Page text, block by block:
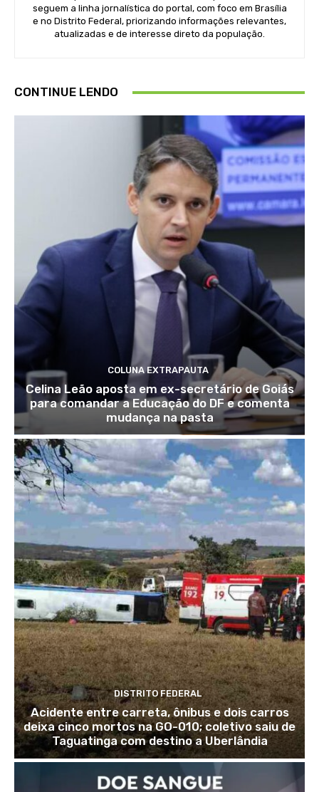
seguem a linha jornalística do portal, com foco em Brasília
e no Distrito Federal, priorizando informações relevantes,
atualizadas e de interesse direto da população.
CONTINUE LENDO
COLUNA EXTRAPAUTA
Celina Leão aposta em ex-secretário de Goiás
para comandar a Educação do DF e comenta
mudança na pasta
DISTRITO FEDERAL
Acidente entre carreta, ônibus e dois carros
deixa cinco mortos na GO-010; coletivo saiu de
Taguatinga com destino a Uberlândia